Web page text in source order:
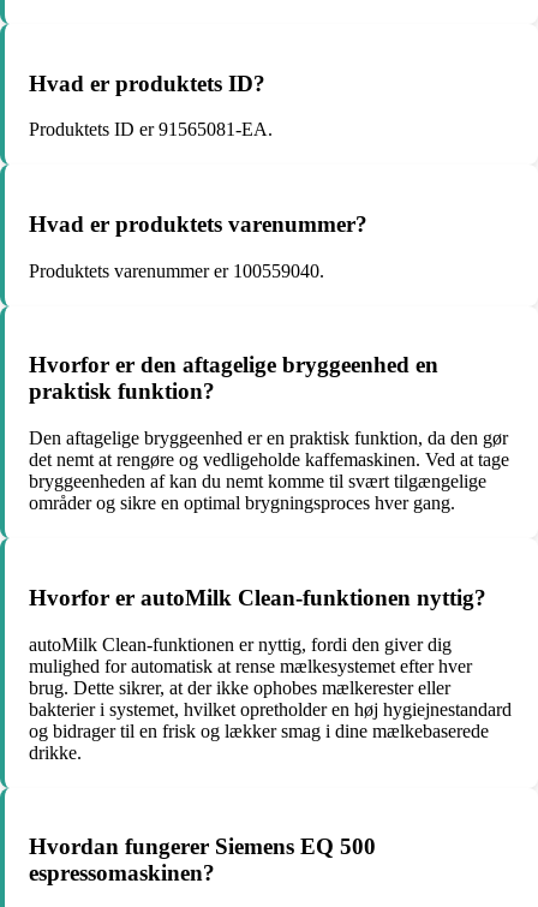
Hvad er produktets ID?
Produktets ID er 91565081-EA.
Hvad er produktets varenummer?
Produktets varenummer er 100559040.
Hvorfor er den aftagelige bryggeenhed en
praktisk funktion?
Den aftagelige bryggeenhed er en praktisk funktion, da den gør
det nemt at rengøre og vedligeholde kaffemaskinen. Ved at tage
bryggeenheden af kan du nemt komme til svært tilgængelige
områder og sikre en optimal brygningsproces hver gang.
Hvorfor er autoMilk Clean-funktionen nyttig?
autoMilk Clean-funktionen er nyttig, fordi den giver dig
mulighed for automatisk at rense mælkesystemet efter hver
brug. Dette sikrer, at der ikke ophobes mælkerester eller
bakterier i systemet, hvilket opretholder en høj hygiejnestandard
og bidrager til en frisk og lækker smag i dine mælkebaserede
drikke.
Hvordan fungerer Siemens EQ 500
espressomaskinen?